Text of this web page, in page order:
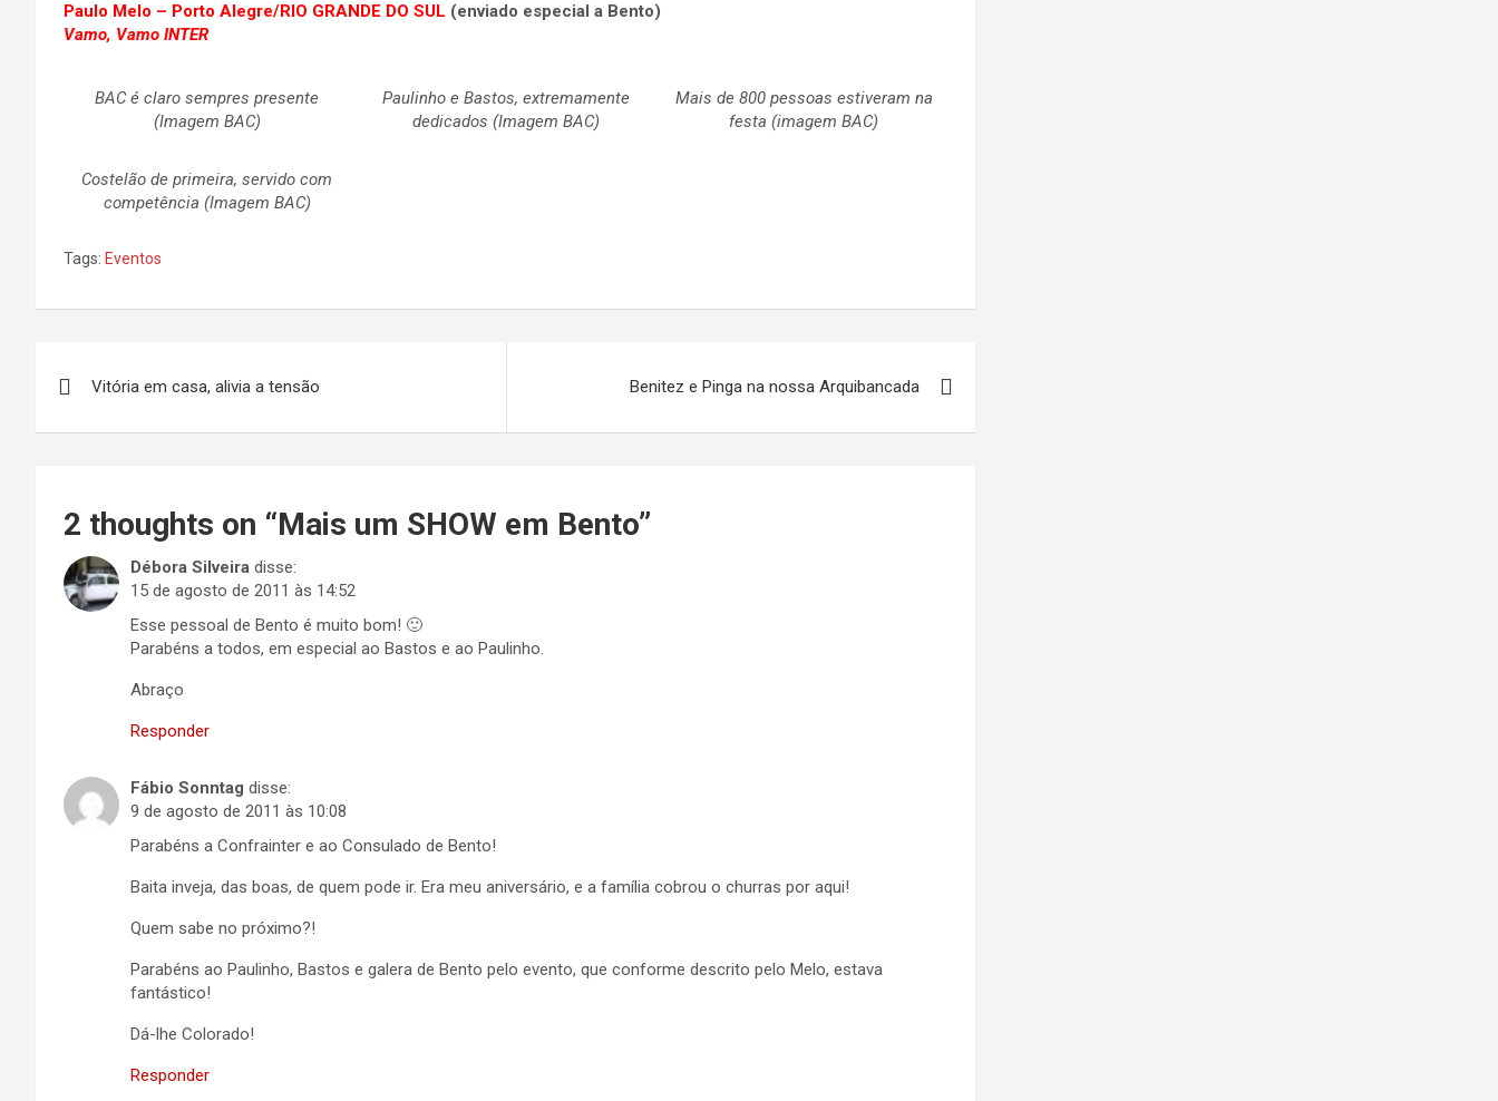
Paulo Melo – Porto Alegre/RIO GRANDE DO SUL (enviado especial a Bento)
Vamo, Vamo INTER
BAC é claro sempres presente
(Imagem BAC)
Paulinho e Bastos, extremamente
dedicados (Imagem BAC)
Mais de 800 pessoas estiveram na
festa (imagem BAC)
Costelão de primeira, servido com
competência (Imagem BAC)
Tags: Eventos
de
Vitória em casa, alivia a tensão Benitez e Pinga na nossa Arquibancada
2 thoughts on “Mais um SHOW em Bento”
Débora Silveira disse:
15 de agosto de 2011 às 14:52
Esse pessoal de Bento é muito bom! 🙂
Parabéns a todos, em especial ao Bastos e ao Paulinho.
Abraço
Responder
Fábio Sonntag disse:
9 de agosto de 2011 às 10:08
Parabéns a Confrainter e ao Consulado de Bento!
Baita inveja, das boas, de quem pode ir. Era meu aniversário, e a família cobrou o churras por aqui!
Quem sabe no próximo?!
Parabéns ao Paulinho, Bastos e galera de Bento pelo evento, que conforme descrito pelo Melo, estava
fantástico!
Dá-lhe Colorado!
Responder